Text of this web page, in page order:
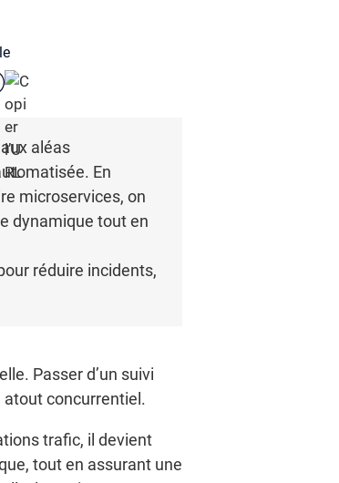
aléas
En
microservices, on
dynamique tout en
réduire incidents,
Passer d’un suivi
atout concurrentiel.
trafic, il devient
tout en assurant une